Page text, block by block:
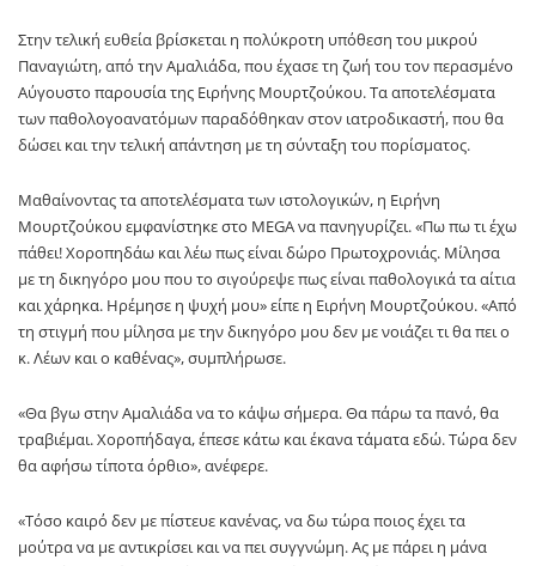
Στην τελική ευθεία βρίσκεται η πολύκροτη υπόθεση του μικρού
Παναγιώτη, από την Αμαλιάδα, που έχασε τη ζωή του τον περασμένο
Αύγουστο παρουσία της Ειρήνης Μουρτζούκου. Τα αποτελέσματα
των παθολογοανατόμων παραδόθηκαν στον ιατροδικαστή, που θα
δώσει και την τελική απάντηση με τη σύνταξη του πορίσματος.
Μαθαίνοντας τα αποτελέσματα των ιστολογικών, η Ειρήνη
Μουρτζούκου εμφανίστηκε στο MEGA να πανηγυρίζει. «Πω πω τι έχω
πάθει! Χοροπηδάω και λέω πως είναι δώρο Πρωτοχρονιάς. Μίλησα
με τη δικηγόρο μου που το σιγούρεψε πως είναι παθολογικά τα αίτια
και χάρηκα. Ηρέμησε η ψυχή μου» είπε η Ειρήνη Μουρτζούκου. «Από
τη στιγμή που μίλησα με την δικηγόρο μου δεν με νοιάζει τι θα πει ο
κ. Λέων και ο καθένας», συμπλήρωσε.
«Θα βγω στην Αμαλιάδα να το κάψω σήμερα. Θα πάρω τα πανό, θα
τραβιέμαι. Χοροπήδαγα, έπεσε κάτω και έκανα τάματα εδώ. Τώρα δεν
θα αφήσω τίποτα όρθιο», ανέφερε.
«Τόσο καιρό δεν με πίστευε κανένας, να δω τώρα ποιος έχει τα
μούτρα να με αντικρίσει και να πει συγγνώμη. Ας με πάρει η μάνα